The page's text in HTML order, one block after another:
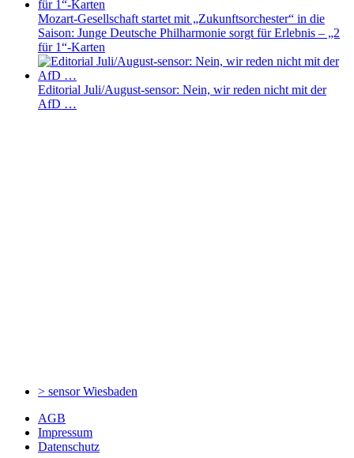
Mozart-Gesellschaft startet mit „Zukunftsorchester“ in die
Saison: Junge Deutsche Philharmonie sorgt für Erlebnis – „2
für 1“-Karten
Editorial Juli/August-sensor: Nein, wir reden nicht mit der
AfD …
> sensorWiesbaden
AGB
Impressum
Datenschutz